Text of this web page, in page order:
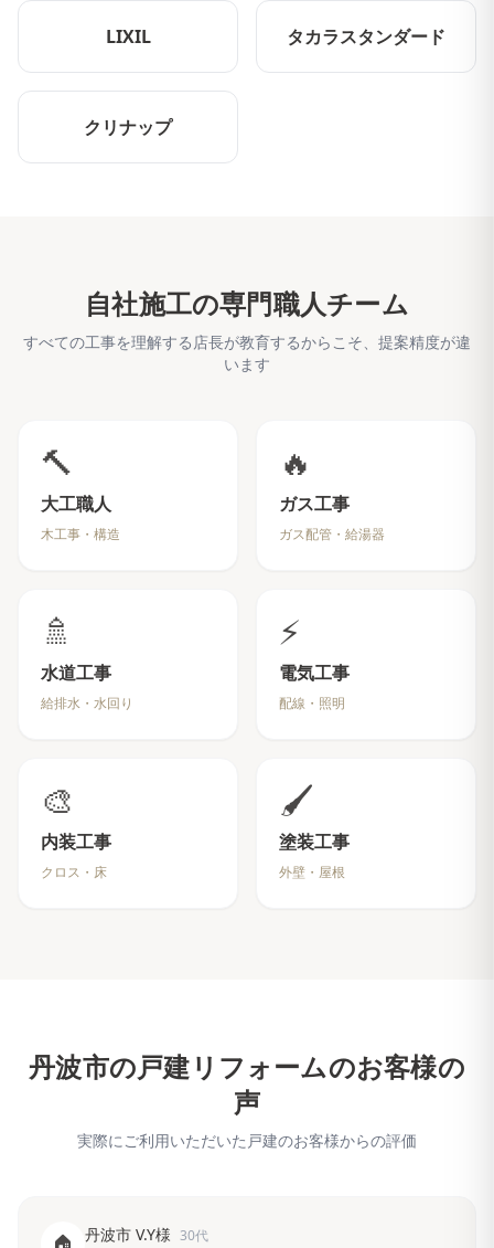
LIXIL タカラスタンダード
クリナップ
自社施工の専門職人チーム
すべての工事を理解する店長が教育するからこそ、提案精度が違
います
🔨
大工職人
木工事・構造
🔥
ガス工事
ガス配管・給湯器
🚿
水道工事
給排水・水回り
⚡
電気工事
配線・照明
🎨
内装工事
クロス・床
🖌️
塗装工事
外壁・屋根
丹波市の戸建リフォームのお客様の
声
実際にご利用いただいた戸建のお客様からの評価
丹波市 V.Y様 30代